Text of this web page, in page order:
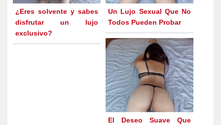
¿Eres solvente y sabes
disfrutar un lujo
exclusivo?
Un Lujo Sexual Que No
Todos Pueden Probar
El Deseo Suave Que